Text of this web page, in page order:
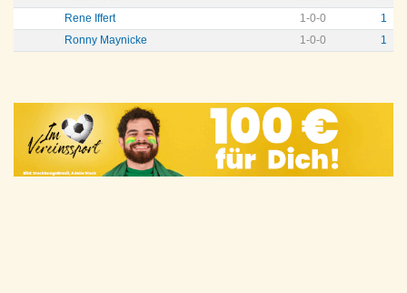
Rene Iffert
1-0-0
1
Ronny Maynicke
1-0-0 1